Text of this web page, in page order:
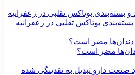
بوتاکس تقلبی در زعفرانیه
مضر است؟